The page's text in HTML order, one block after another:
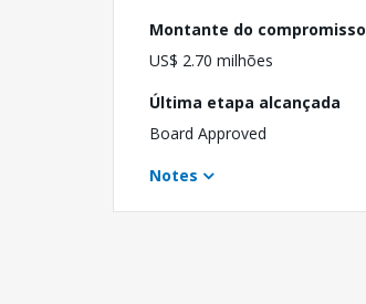
Montante do compromisso
US$ 2.70 milhões
Última etapa alcançada
Board Approved
Notes